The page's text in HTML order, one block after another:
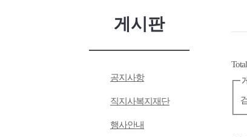
게시판
공지사항
직지사복지재단
행사안내